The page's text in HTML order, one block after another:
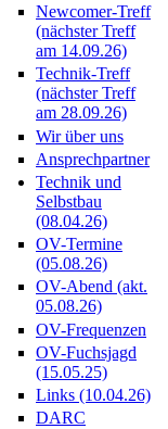
Newcomer-Treff
(nächster Treff
am 14.09.26)
Technik-Treff
(nächster Treff
am 28.09.26)
Wir über uns
Ansprechpartner
Technik und
Selbstbau
(08.04.26)
OV-Termine
(05.08.26)
OV-Abend (akt.
05.08.26)
OV-Frequenzen
OV-Fuchsjagd
(15.05.25)
Links (10.04.26)
DARC